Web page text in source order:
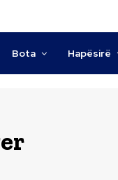
Bota Hapësirë